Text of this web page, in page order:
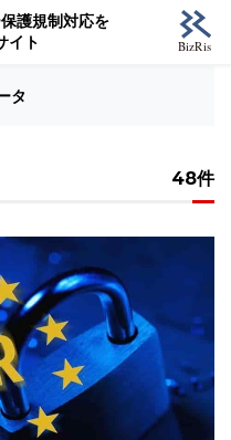
護規制対応を
イト
タ
48件